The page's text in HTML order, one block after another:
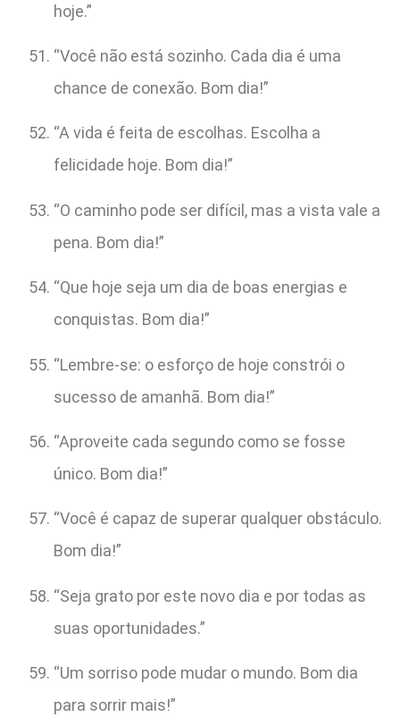
hoje.”
“Você não está sozinho. Cada dia é uma
chance de conexão. Bom dia!”
“A vida é feita de escolhas. Escolha a
felicidade hoje. Bom dia!”
“O caminho pode ser difícil, mas a vista vale a
pena. Bom dia!”
“Que hoje seja um dia de boas energias e
conquistas. Bom dia!”
“Lembre-se: o esforço de hoje constrói o
sucesso de amanhã. Bom dia!”
“Aproveite cada segundo como se fosse
único. Bom dia!”
“Você é capaz de superar qualquer obstáculo.
Bom dia!”
“Seja grato por este novo dia e por todas as
suas oportunidades.”
“Um sorriso pode mudar o mundo. Bom dia
para sorrir mais!”